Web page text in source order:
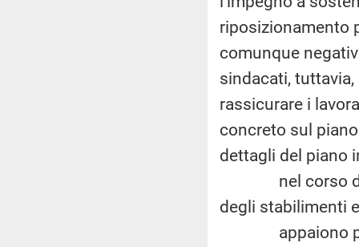
riposizionamento
comunque
sindacati,
rassicurare i
concreto sul
dettagli del piano
nel corso degli
degli stabilimenti
appaiono più